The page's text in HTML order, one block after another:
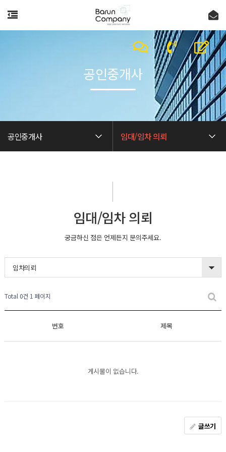
공인중개사 임대/임차 의뢰
공인중개사
임대/임차 의뢰
궁금하신 점은 언제든지 문의주세요.
임차의뢰
Total 0건 1 페이지
번호 제목
게시물이 없습니다.
글쓰기